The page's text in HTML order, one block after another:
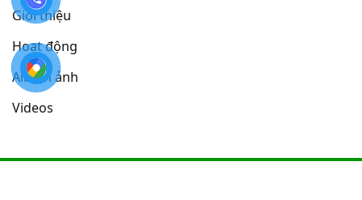
Giới thiệu
Hoạt động
Album ảnh
Videos